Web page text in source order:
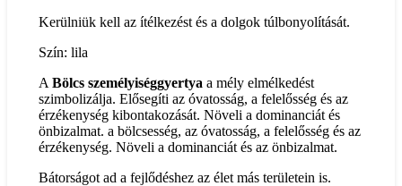
Kerülniük kell az ítélkezést és a dolgok túlbonyolítását.
Szín: lila
A Bölcs személyiséggyertya a mély elmélkedést
szimbolizálja. Elősegíti az óvatosság, a felelősség és az
érzékenység kibontakozását. Növeli a dominanciát és
önbizalmat. a bölcsesség, az óvatosság, a felelősség és az
érzékenység. Növeli a dominanciát és az önbizalmat.
Bátorságot ad a fejlődéshez az élet más területein is.